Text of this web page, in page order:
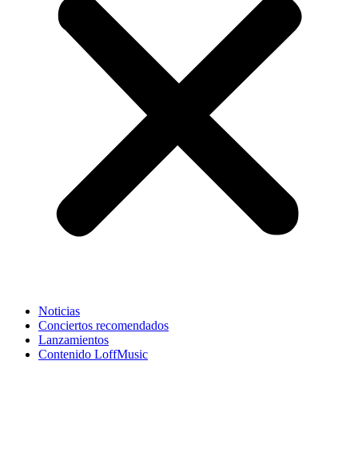
Noticias
Conciertos recomendados
Lanzamientos
Contenido LoffMusic